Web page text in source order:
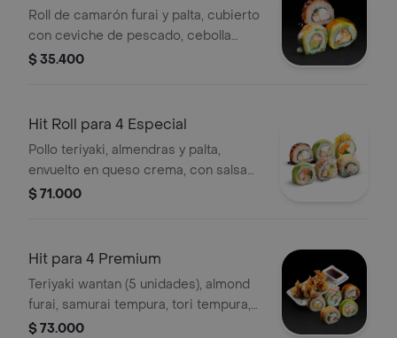
Roll de camarón furai y palta, cubierto
con ceviche de pescado, cebolla
morada y cilantro.
$ 35.400
Hit Roll para 4 Especial
Pollo teriyaki, almendras y palta,
envuelto en queso crema, con salsa
unagui.
$ 71.000
Hit para 4 Premium
Teriyaki wantan (5 unidades), almond
furai, samurai tempura, tori tempura,
sake nikkei, spicy tempura.
$ 73.000